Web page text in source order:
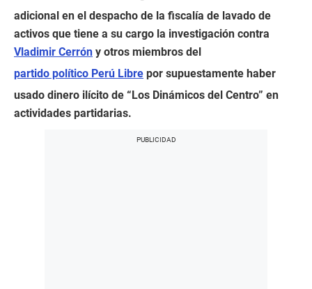
adicional en el despacho de la fiscalía de lavado de
activos que tiene a su cargo la investigación contra
Vladimir Cerrón y otros miembros del
partido político Perú Libre por supuestamente haber
usado dinero ilícito de “Los Dinámicos del Centro” en
actividades partidarias.